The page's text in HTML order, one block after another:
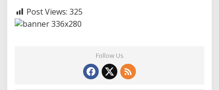
Post Views: 325
Follow Us